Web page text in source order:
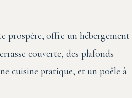
prospère, offre un hébergement
couverte, des plafonds
cuisine pratique, et un poêle à